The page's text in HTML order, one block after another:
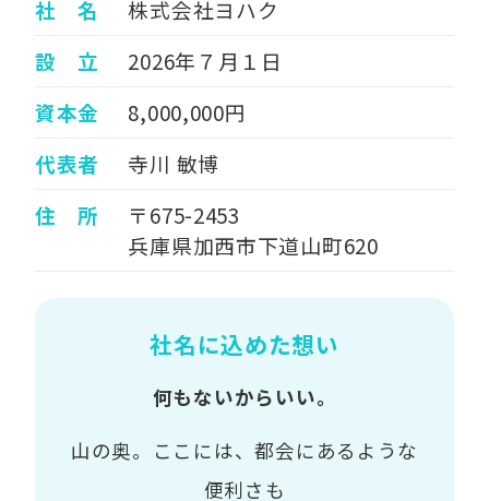
社 名
株式会社ヨハク
設 立
2026年７月１日
資本金
8,000,000円
代表者
寺川 敏博
住 所
〒675-2453
兵庫県加西市下道山町620
社名に込めた想い
何もないからいい。
山の奥。ここには、都会にあるような
便利さも